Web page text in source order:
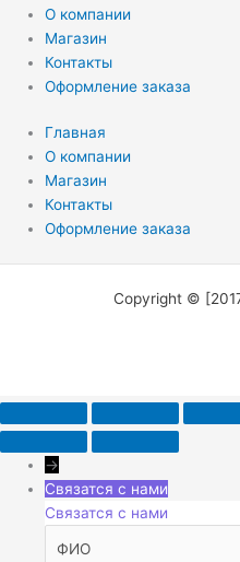
О компании
Магазин
Контакты
Оформление заказа
Главная
О компании
Магазин
Контакты
Оформление заказа
Copyright ©
→
Связатся с нами
Связатся с нами